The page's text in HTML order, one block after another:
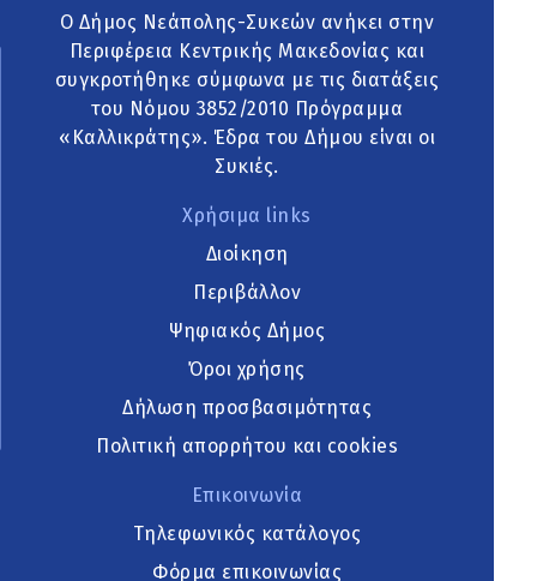
Ο Δήμος Νεάπολης-Συκεών ανήκει στην
Περιφέρεια Κεντρικής Μακεδονίας και
συγκροτήθηκε σύμφωνα με τις διατάξεις
του Νόμου 3852/2010 Πρόγραμμα
«Καλλικράτης». Έδρα του Δήμου είναι οι
Συκιές.
Χρήσιμα links
Διοίκηση
Περιβάλλον
Ψηφιακός Δήμος
Όροι χρήσης
Δήλωση προσβασιμότητας
Πολιτική απορρήτου και cookies
Επικοινωνία
Τηλεφωνικός κατάλογος
Φόρμα επικοινωνίας